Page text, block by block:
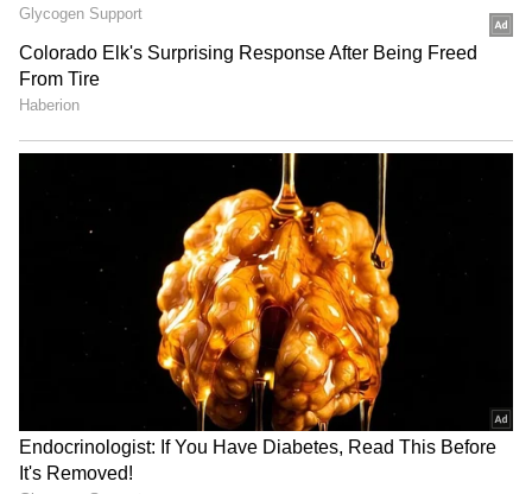
அதிகரிக்கின்றன.
தசை மற்றும் எலும்பு வலிமைக்காக எடை
தூக்கும் எளிய பயிற்சிகள் அல்லது எதிர்ப்பு
பட்டை பயிற்சிகளை சேர்க்கலாம். அதே
நேரத்தில், யோகா மற்றும் நீட்டிப்பு
பயிற்சிகள் உடல் நெகிழ்வுத்தன்மையை
அதிகரித்து முதுகு மற்றும் மூட்டு வலியை
குறைக்க உதவுகின்றன. எந்த
பயிற்சியையும் தொடங்குவதற்கு முன்
உடலை தயார் செய்யும் சூடுபடுத்தல்
மற்றும் முடிவில் ஓய்வு பயிற்சிகள்
அவசியம்.